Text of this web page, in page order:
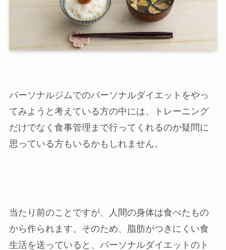
パーソナルジムでのパーソナルダイエットをやっ
てみようと考えている方の中には、トレーニング
だけでなく食事管理まで行ってくれるのか疑問に
思っている方もいるかもしれません。
当たり前のことですが、人間の身体は食べたもの
から作られます。そのため、脂肪がつきにくい食
生活を送っていると、パーソナルダイエットのト
店舗一覧
岡崎店